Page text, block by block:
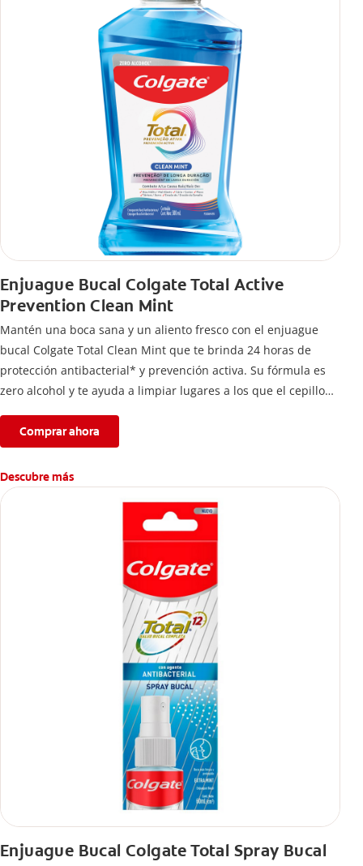
Enjuague Bucal Colgate Total Active
Prevention Clean Mint
Mantén una boca sana y un aliento fresco con el enjuague
bucal Colgate Total Clean Mint que te brinda 24 horas de
protección antibacterial* y prevención activa. Su fórmula es
zero alcohol y te ayuda a limpiar lugares a los que el cepillo
Comprar ahora
Descubre más
Enjuague Bucal Colgate Total Spray Bucal